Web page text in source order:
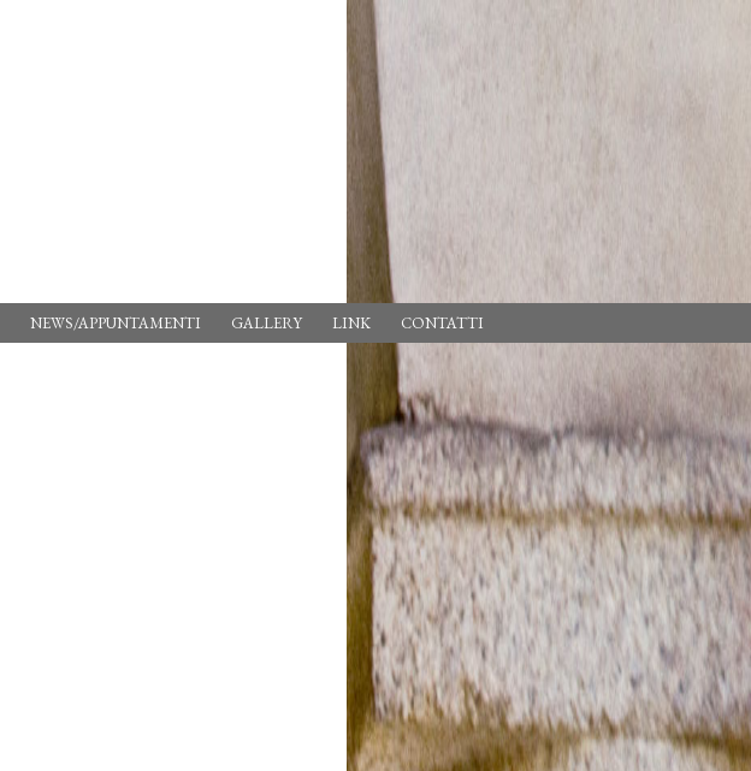
NEWS/APPUNTAMENTI GALLERY LINK CONTATTI